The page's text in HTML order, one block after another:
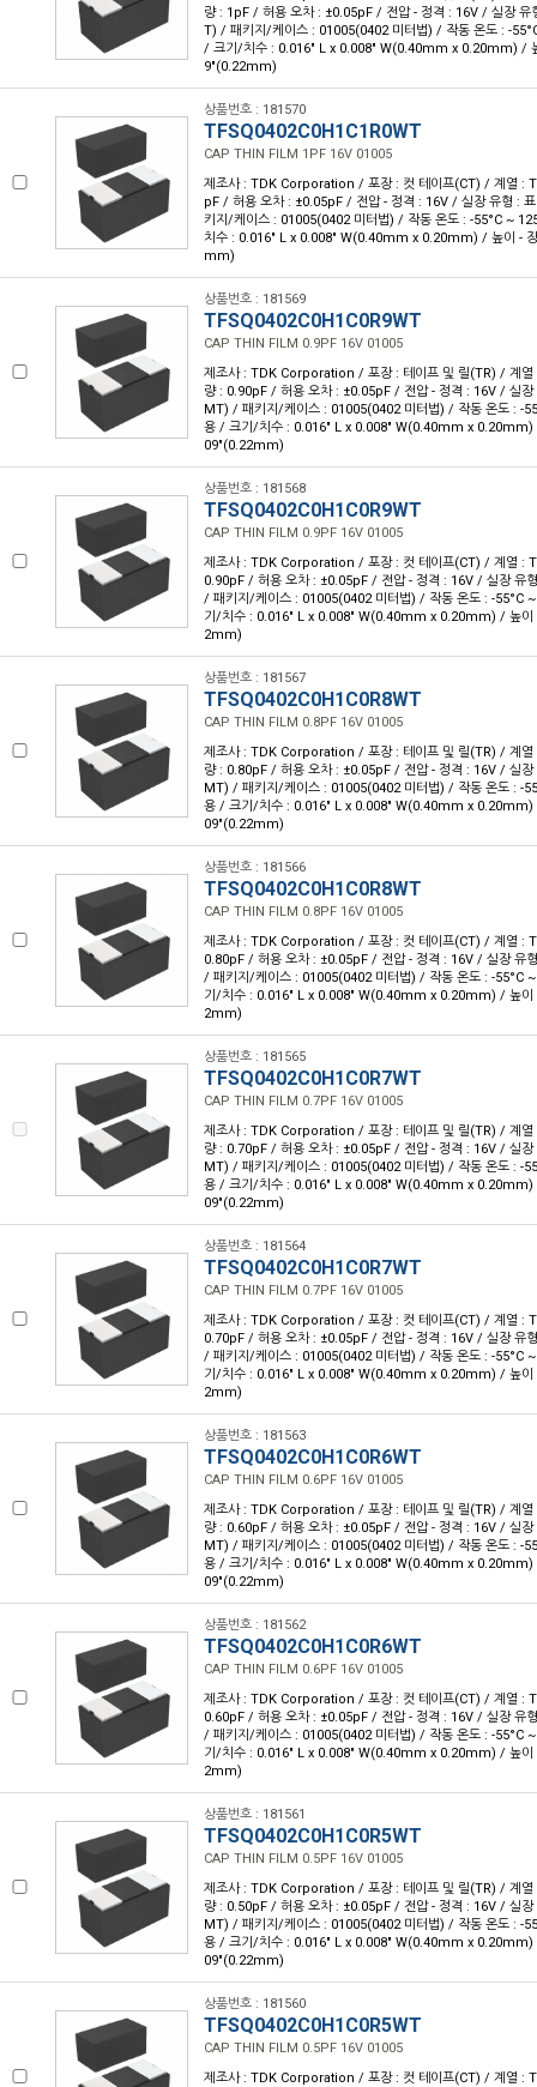
량 : 1pF / 허용 오차 : ±0.05pF / 전압 - 정격 : 16V / 실장 유
T) / 패키지/케이스 : 01005(0402 미터법) / 작동 온도 : -
/ 크기/치수 : 0.016" L x 0.008" W(0.40mm x 0.20mm) /
9"(0.22mm)
상품번호 : 181570
TFSQ0402C0H1C1R0WT
CAP THIN FILM 1PF 16V 01005
제조사 : TDK Corporation / 포장 : 컷 테이프(CT) / 계열 :
pF / 허용 오차 : ±0.05pF / 전압 - 정격 : 16V / 실장 유형 :
키지/케이스 : 01005(0402 미터법) / 작동 온도 : -55°C ~
치수 : 0.016" L x 0.008" W(0.40mm x 0.20mm) / 높이 -
mm)
상품번호 : 181569
TFSQ0402C0H1C0R9WT
CAP THIN FILM 0.9PF 16V 01005
제조사 : TDK Corporation / 포장 : 테이프 및 릴(TR) / 계
량 : 0.90pF / 허용 오차 : ±0.05pF / 전압 - 정격 : 16V / 실장
MT) / 패키지/케이스 : 01005(0402 미터법) / 작동 온도 : -
용 / 크기/치수 : 0.016" L x 0.008" W(0.40mm x 0.20mm)
09"(0.22mm)
상품번호 : 181568
TFSQ0402C0H1C0R9WT
CAP THIN FILM 0.9PF 16V 01005
제조사 : TDK Corporation / 포장 : 컷 테이프(CT) / 계열 :
0.90pF / 허용 오차 : ±0.05pF / 전압 - 정격 : 16V / 실장 유
/ 패키지/케이스 : 01005(0402 미터법) / 작동 온도 : -55°C
기/치수 : 0.016" L x 0.008" W(0.40mm x 0.20mm) / 높이
2mm)
상품번호 : 181567
TFSQ0402C0H1C0R8WT
CAP THIN FILM 0.8PF 16V 01005
제조사 : TDK Corporation / 포장 : 테이프 및 릴(TR) / 계
량 : 0.80pF / 허용 오차 : ±0.05pF / 전압 - 정격 : 16V / 실장
MT) / 패키지/케이스 : 01005(0402 미터법) / 작동 온도 : -
용 / 크기/치수 : 0.016" L x 0.008" W(0.40mm x 0.20mm)
09"(0.22mm)
상품번호 : 181566
TFSQ0402C0H1C0R8WT
CAP THIN FILM 0.8PF 16V 01005
제조사 : TDK Corporation / 포장 : 컷 테이프(CT) / 계열 :
0.80pF / 허용 오차 : ±0.05pF / 전압 - 정격 : 16V / 실장 유
/ 패키지/케이스 : 01005(0402 미터법) / 작동 온도 : -55°C
기/치수 : 0.016" L x 0.008" W(0.40mm x 0.20mm) / 높이
2mm)
상품번호 : 181565
TFSQ0402C0H1C0R7WT
CAP THIN FILM 0.7PF 16V 01005
제조사 : TDK Corporation / 포장 : 테이프 및 릴(TR) / 계
량 : 0.70pF / 허용 오차 : ±0.05pF / 전압 - 정격 : 16V / 실장
MT) / 패키지/케이스 : 01005(0402 미터법) / 작동 온도 : -
용 / 크기/치수 : 0.016" L x 0.008" W(0.40mm x 0.20mm)
09"(0.22mm)
상품번호 : 181564
TFSQ0402C0H1C0R7WT
CAP THIN FILM 0.7PF 16V 01005
제조사 : TDK Corporation / 포장 : 컷 테이프(CT) / 계열 :
0.70pF / 허용 오차 : ±0.05pF / 전압 - 정격 : 16V / 실장 유
/ 패키지/케이스 : 01005(0402 미터법) / 작동 온도 : -55°C
기/치수 : 0.016" L x 0.008" W(0.40mm x 0.20mm) / 높이
2mm)
상품번호 : 181563
TFSQ0402C0H1C0R6WT
CAP THIN FILM 0.6PF 16V 01005
제조사 : TDK Corporation / 포장 : 테이프 및 릴(TR) / 계
량 : 0.60pF / 허용 오차 : ±0.05pF / 전압 - 정격 : 16V / 실장
MT) / 패키지/케이스 : 01005(0402 미터법) / 작동 온도 : -
용 / 크기/치수 : 0.016" L x 0.008" W(0.40mm x 0.20mm)
09"(0.22mm)
상품번호 : 181562
TFSQ0402C0H1C0R6WT
CAP THIN FILM 0.6PF 16V 01005
제조사 : TDK Corporation / 포장 : 컷 테이프(CT) / 계열 :
0.60pF / 허용 오차 : ±0.05pF / 전압 - 정격 : 16V / 실장 유
/ 패키지/케이스 : 01005(0402 미터법) / 작동 온도 : -55°C
기/치수 : 0.016" L x 0.008" W(0.40mm x 0.20mm) / 높이
2mm)
상품번호 : 181561
TFSQ0402C0H1C0R5WT
CAP THIN FILM 0.5PF 16V 01005
제조사 : TDK Corporation / 포장 : 테이프 및 릴(TR) / 계
량 : 0.50pF / 허용 오차 : ±0.05pF / 전압 - 정격 : 16V / 실장
MT) / 패키지/케이스 : 01005(0402 미터법) / 작동 온도 : -
용 / 크기/치수 : 0.016" L x 0.008" W(0.40mm x 0.20mm)
09"(0.22mm)
상품번호 : 181560
TFSQ0402C0H1C0R5WT
CAP THIN FILM 0.5PF 16V 01005
제조사 : TDK Corporation / 포장 : 컷 테이프(CT) / 계열 :